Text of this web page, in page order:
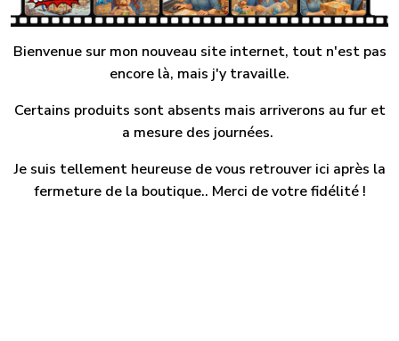
Bienvenue sur mon nouveau site internet, tout n'est pas
encore là, mais j'y travaille.
Certains produits sont absents mais arriverons au fur et
a mesure des journées.
Je suis tellement heureuse de vous retrouver ici après la
fermeture de la boutique.. Merci de votre fidélité !